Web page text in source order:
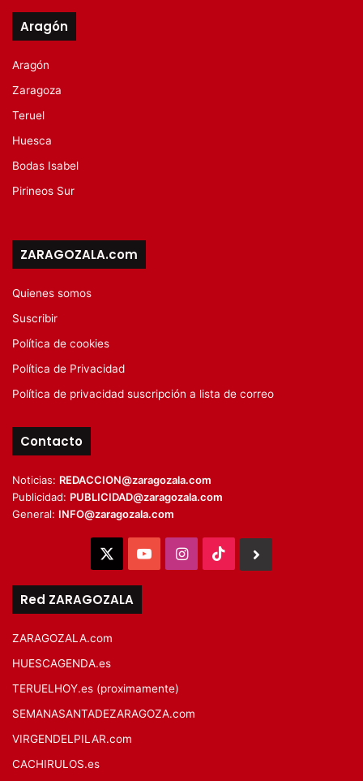
Aragón
Aragón
Zaragoza
Teruel
Huesca
Bodas Isabel
Pirineos Sur
ZARAGOZALA.com
Quienes somos
Suscribir
Política de cookies
Política de Privacidad
Política de privacidad suscripción a lista de correo
Contacto
Noticias: REDACCION@zaragozala.com
Publicidad: PUBLICIDAD@zaragozala.com
General: INFO@zaragozala.com
YouTubeInstagram
TikTok
Red ZARAGOZALA
ZARAGOZALA.com
HUESCAGENDA.es
TERUELHOY.es (proximamente)
SEMANASANTADEZARAGOZA.com
VIRGENDELPILAR.com
CACHIRULOS.es